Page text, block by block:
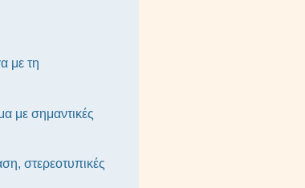
με τη
με σημαντικές
στερεοτυπικές